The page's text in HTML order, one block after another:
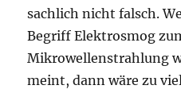
sachlich nicht falsch.
Begriff Elektrosmog
Mikrowellenstrahlung
meint, dann wäre zu